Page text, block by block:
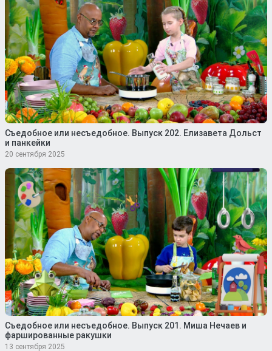
Съедобное или несъедобное. Выпуск 202. Елизавета Дольст
и панкейки
20 сентября 2025
Съедобное или несъедобное. Выпуск 201. Миша Нечаев и
фаршированные ракушки
13 сентября 2025